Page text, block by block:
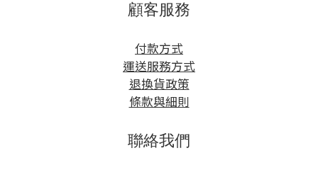
顧客服務
付款方式
運送服務方式
退換貨政策
條款與細則
聯絡我們